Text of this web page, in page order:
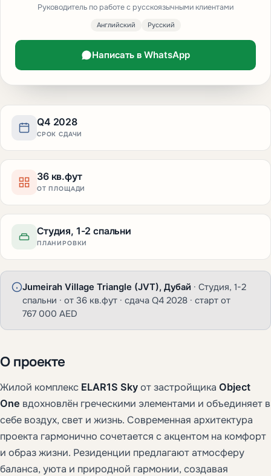
Q4 2028
СРОК СДАЧИ
36 кв.фут
ОТ ПЛОЩАДИ
Студия, 1-2 спальни
ПЛАНИРОВКИ
Jumeirah Village Triangle (JVT), Дубай · Студия, 1-2
спальни · от 36 кв.фут · сдача Q4 2028 · старт от
767 000 AED
О проекте
Жилой комплекс ELAR1S Sky от застройщика Object
One вдохновлён греческими элементами и объединяет в
себе воздух, свет и жизнь. Современная архитектура
проекта гармонично сочетается с акцентом на комфорт
и образ жизни. Резиденции предлагают атмосферу
баланса, уюта и природной гармонии, создавая
Руководитель по работе с русскоязычными клиентами
Английский Русский
Написать в WhatsApp